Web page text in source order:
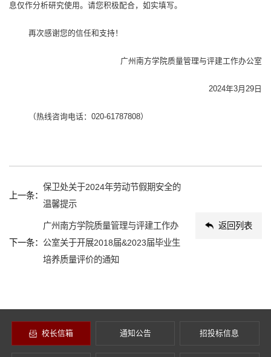
息仅作分析研究使用。请您积极配合，如实填写。
再次感谢您的信任和支持！
广州南方学院质量管理与评建工作办公室
2024年3月29日
（热线咨询电话：020-61787808）
上一条：
保卫处关于2024年劳动节假期安全的
温馨提示
下一条：
广州南方学院质量管理与评建工作办
公室关于开展2018届&2023届毕业生
培养质量评价的通知
返回列表
校长信箱 通知公告 招投标信息